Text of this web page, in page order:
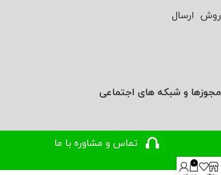
تماس و مشاوره با ما
روش ارسال
مجوزها و شبکه های اجتماعی
0